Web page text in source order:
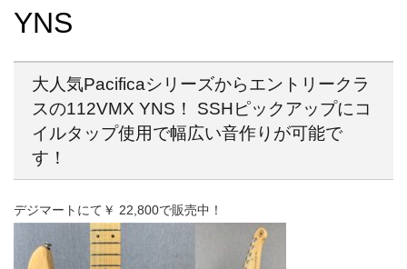
YNS
大人気Pacificaシリーズからエントリークラ
スの112VMX YNS！ SSHピックアップにコ
イルタップ使用で幅広い音作りが可能で
す！
デジマートにて￥ 22,800で販売中！